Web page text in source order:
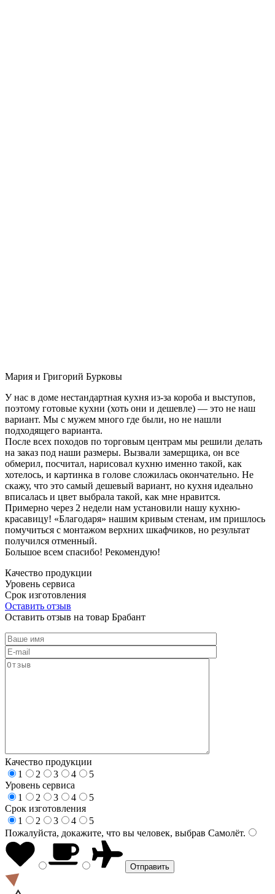
Мария и Григорий Бурковы
У нас в доме нестандартная кухня из-за короба и выступов,
поэтому готовые кухни (хоть они и дешевле) — это не наш
вариант. Мы с мужем много где были, но не нашли
подходящего варианта.
После всех походов по торговым центрам мы решили делать
на заказ под наши размеры. Вызвали замерщика, он все
обмерил, посчитал, нарисовал кухню именно такой, как
хотелось, и картинка в голове сложилась окончательно. Не
скажу, что это самый дешевый вариант, но кухня идеально
вписалась и цвет выбрала такой, как мне нравится.
Примерно через 2 недели нам установили нашу кухню-
красавицу! «Благодаря» нашим кривым стенам, им пришлось
помучиться с монтажом верхних шкафчиков, но результат
получился отменный.
Большое всем спасибо! Рекомендую!
Качество продукции
Уровень сервиса
Срок изготовления
Оставить отзыв
Оставить отзыв на товар Брабант
Качество продукции
1
2 3 4
5
Уровень сервиса
1
2 3 4
5
Срок изготовления
1
2 3 4
5
Пожалуйста, докажите, что вы человек, выбрав Самолёт.